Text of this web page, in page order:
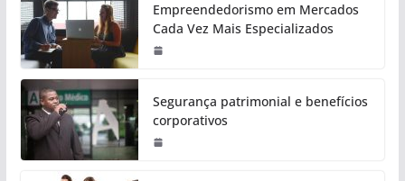
Empreendedorismo em Mercados
Cada Vez Mais Especializados
Segurança patrimonial e benefícios
corporativos